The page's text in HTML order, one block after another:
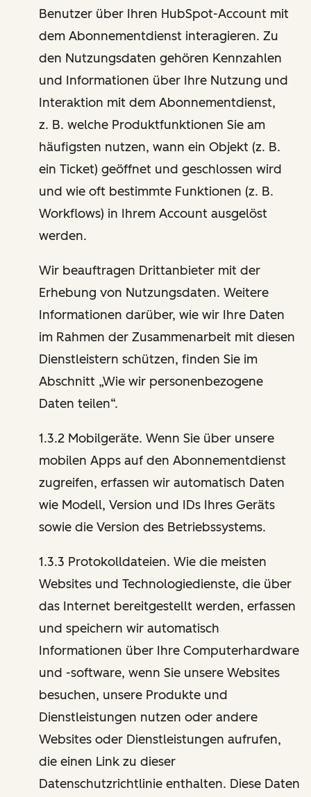
Benutzer über Ihren HubSpot-Account mit
dem Abonnementdienst interagieren. Zu
den Nutzungsdaten gehören Kennzahlen
und Informationen über Ihre Nutzung und
Interaktion mit dem Abonnementdienst,
z. B. welche Produktfunktionen Sie am
häufigsten nutzen, wann ein Objekt (z. B.
ein Ticket) geöffnet und geschlossen wird
und wie oft bestimmte Funktionen (z. B.
Workflows) in Ihrem Account ausgelöst
werden.
Wir beauftragen Drittanbieter mit der
Erhebung von Nutzungsdaten. Weitere
Informationen darüber, wie wir Ihre Daten
im Rahmen der Zusammenarbeit mit diesen
Dienstleistern schützen, finden Sie im
Abschnitt „Wie wir personenbezogene
Daten teilen“.
1.3.2 Mobilgeräte. Wenn Sie über unsere
mobilen Apps auf den Abonnementdienst
zugreifen, erfassen wir automatisch Daten
wie Modell, Version und IDs Ihres Geräts
sowie die Version des Betriebssystems.
1.3.3 Protokolldateien. Wie die meisten
Websites und Technologiedienste, die über
das Internet bereitgestellt werden, erfassen
und speichern wir automatisch
Informationen über Ihre Computerhardware
und -software, wenn Sie unsere Websites
besuchen, unsere Produkte und
Dienstleistungen nutzen oder andere
Websites oder Dienstleistungen aufrufen,
die einen Link zu dieser
Datenschutzrichtlinie enthalten. Diese Daten